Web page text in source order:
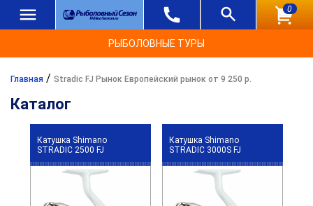
0
РЫБОЛОВНЫЕ ТУРЫ
Главная / Stradic FJ Рынок Европейский рынок от 9 250 р.
Каталог
Катушка Shimano
STRADIC 2500 FJ
Катушка Shimano
STRADIC 3000S FJ